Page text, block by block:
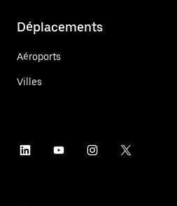
Déplacements
Aéroports
Villes